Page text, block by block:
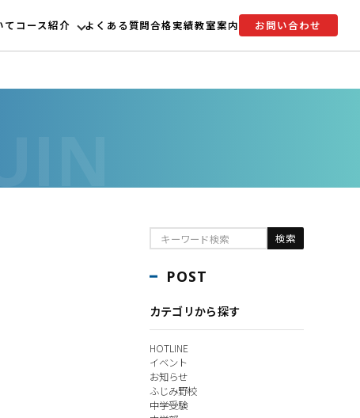
てコース紹介 よくある質問合格実績教室案内 お問い合わせ
POST
カテゴリから探す
HOTLINE
イベント
お知らせ
ふじみ野校
中学受験